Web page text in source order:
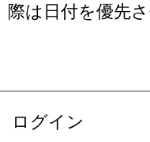
際は日付を優先
ログイン